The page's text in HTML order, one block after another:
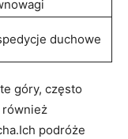
duchowe
góry, często
również
podróże